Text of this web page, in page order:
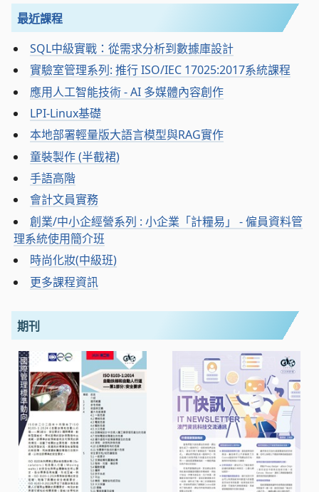
最近課程
SQL中級實戰：從需求分析到數據庫設計
實驗室管理系列: 推行 ISO/IEC 17025:2017系統課程
應用人工智能技術 - AI 多媒體內容創作
LPI-Linux基礎
本地部署輕量版大語言模型與RAG實作
童裝製作 (半截裙)
手語高階
會計文員實務
創業/中小企經營系列 : 小企業「計糧易」 - 僱員資料管
理系統使用簡介班
時尚化妝(中級班)
更多課程資訊
期刊